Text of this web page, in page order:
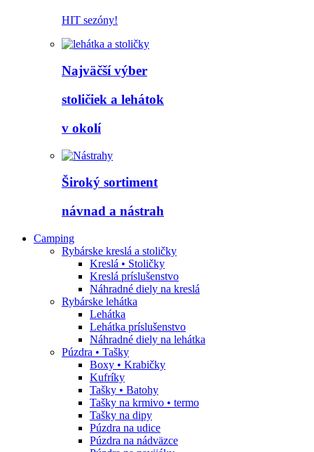
HIT sezóny!
Najväčší výber
stoličiek a lehátok
v okolí
Široký sortiment
návnad a nástrah
Camping
Rybárske kreslá a stoličky
Kreslá • Stoličky
Kreslá príslušenstvo
Náhradné diely na kreslá
Rybárske lehátka
Lehátka
Lehátka príslušenstvo
Náhradné diely na lehátka
Púzdra • Tašky
Boxy • Krabičky
Kufríky
Tašky • Batohy
Tašky na krmivo • termo
Tašky na dipy
Púzdra na udice
Púzdra na nádväzce